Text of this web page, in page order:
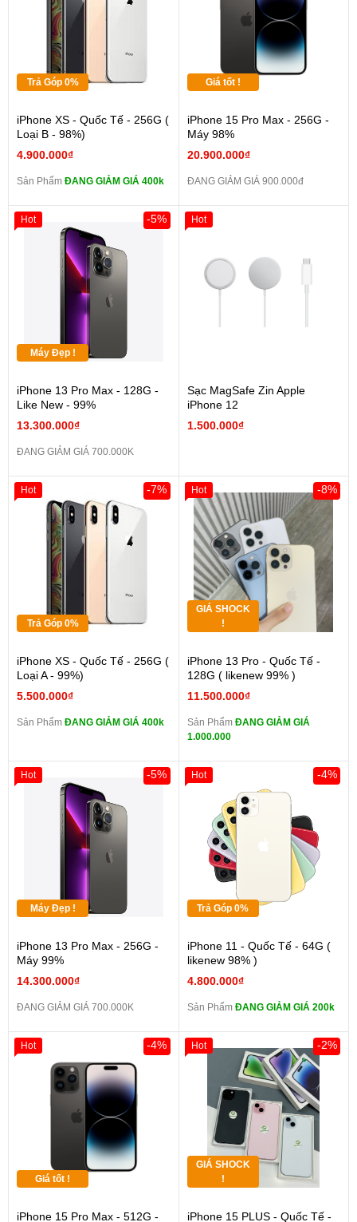
Trả Góp 0%
iPhone XS - Quốc Tế - 256G (
Loại B - 98%)
4.900.000₫
Sản Phẩm ĐANG GIẢM GIÁ 400k
Giá tốt !
iPhone 15 Pro Max - 256G -
Máy 98%
20.900.000₫
ĐANG GIẢM GIÁ 900.000đ
Máy Đẹp !
iPhone 13 Pro Max - 128G -
Like New - 99%
13.300.000₫
-5%
ĐANG GIẢM GIÁ 700.000K
Hot
Sạc MagSafe Zin Apple
iPhone 12
1.500.000₫
Hot
Trả Góp 0%
iPhone XS - Quốc Tế - 256G (
Loại A - 99%)
5.500.000₫
-7%
Sản Phẩm ĐANG GIẢM GIÁ 400k
Hot
GIÁ SHOCK
!
iPhone 13 Pro - Quốc Tế -
128G ( likenew 99% )
11.500.000₫
-8%
Sản Phẩm ĐANG GIẢM GIÁ
1.000.000
Hot
Máy Đẹp !
iPhone 13 Pro Max - 256G -
Máy 99%
14.300.000₫
-5%
ĐANG GIẢM GIÁ 700.000K
Hot
Trả Góp 0%
iPhone 11 - Quốc Tế - 64G (
likenew 98% )
4.800.000₫
-4%
Sản Phẩm ĐANG GIẢM GIÁ 200k
Hot
Giá tốt !
iPhone 15 Pro Max - 512G -
-4%
Hot
GIÁ SHOCK
!
iPhone 15 PLUS - Quốc Tế -
-2%
Hot